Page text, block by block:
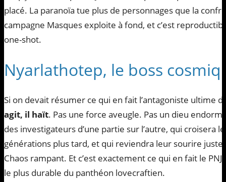
placé. La paranoïa tue plus de personnages que la
campagne Masques exploite à fond, et c’est
one-shot.
Nyarlathotep, le boss
Si on devait résumer ce qui en fait l’antagoniste ultime
agit, il haït. Pas une force aveugle. Pas un dieu
des investigateurs d’une partie sur l’autre, qui croisera
générations plus tard, et qui reviendra leur sourire juste
Chaos rampant. Et c’est exactement ce qui en fait le
le plus durable du panthéon lovecraftien.